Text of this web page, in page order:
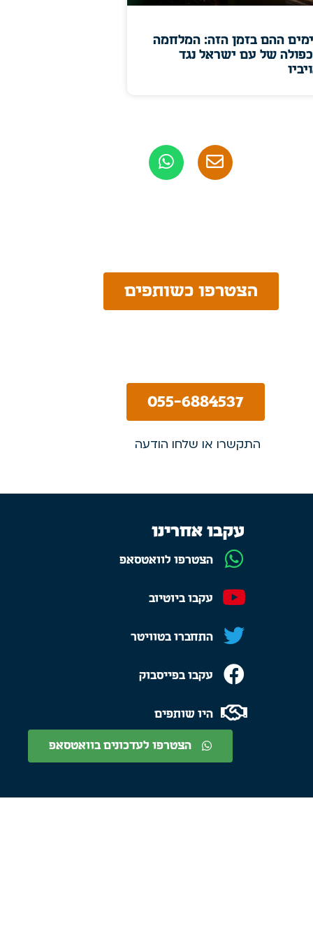
ההם בזמן הזה: המלחמה
של עם ישראל נגד
הצטרפו כשותפים
055-6884537
התקשרו או שלחו הודעה
עקבו אחרינו
הצטרפו לוואטסאפ
עקבו ביוטיוב
התחברו בטוויטר
עקבו בפייסבוק
היו שותפים
הצטרפו לעדכונים בוואטסאפ